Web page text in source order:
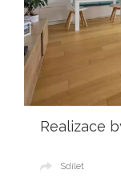
Sdílet